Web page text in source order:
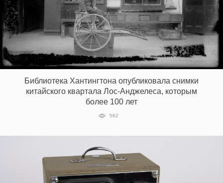
Библиотека Хантингтона опубликовала снимки
китайского квартала Лос-Анджелеса, которым
более 100 лет
562